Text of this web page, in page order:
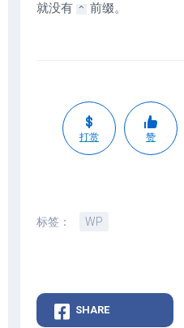
就没有 ^ 前缀。
打赏 赞
标签： WP
SHARE